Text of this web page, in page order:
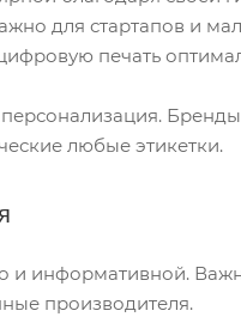
для стартапов и
печать
Бренды
любые этикетки.
и информативной.
производителя.